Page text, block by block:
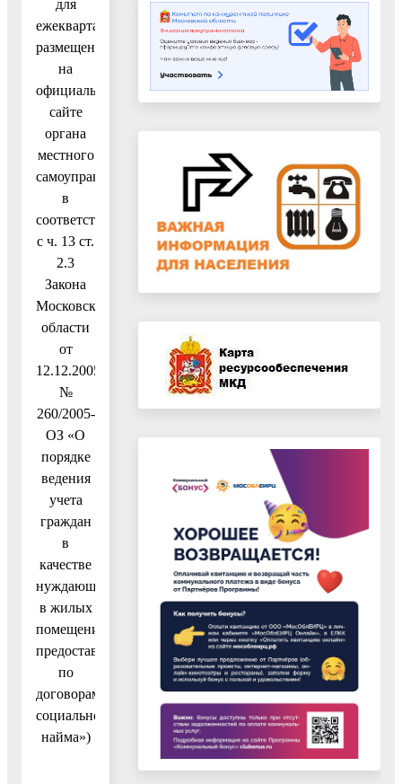
для
ежеквартального
размещения
на
официальном
сайте
органа
местного
самоуправления
в
соответствии
с ч. 13 ст.
2.3
Закона
Московской
области
от
12.12.2005
№
260/2005-
ОЗ «О
порядке
ведения
учета
граждан
в
качестве
нуждающихся
в жилых
помещениях,
предоставляемых
по
договорам
социального
найма»)